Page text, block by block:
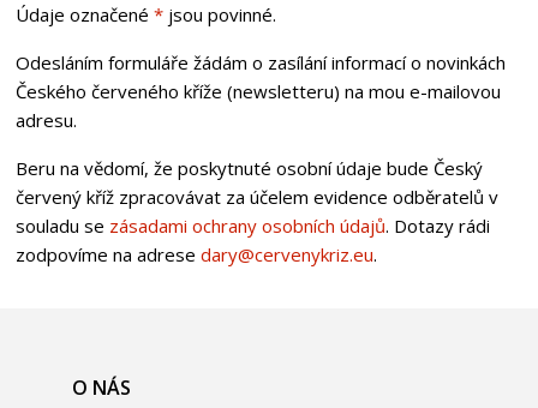
Údaje označené *jsou povinné.
Odesláním formuláře žádám o zasílání informací o novinkách
Českého červeného kříže (newsletteru) na mou e-mailovou
adresu.
Beru na vědomí, že poskytnuté osobní údaje bude Český
červený kříž zpracovávat za účelem evidence odběratelů v
souladu se zásadami ochrany osobních údajů. Dotazy rádi
zodpovíme na adrese dary@cervenykriz.eu.
O NÁS